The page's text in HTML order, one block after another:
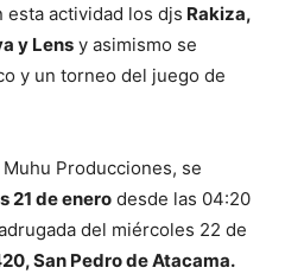
actividad los djs Rakiza,
y Lens y asimismo se
y un torneo del juego de
Producciones, se
21 de enero desde las 04:20
del miércoles 22 de
San Pedro de Atacama.